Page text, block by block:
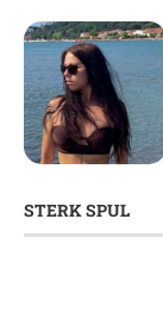
STERK SPUL